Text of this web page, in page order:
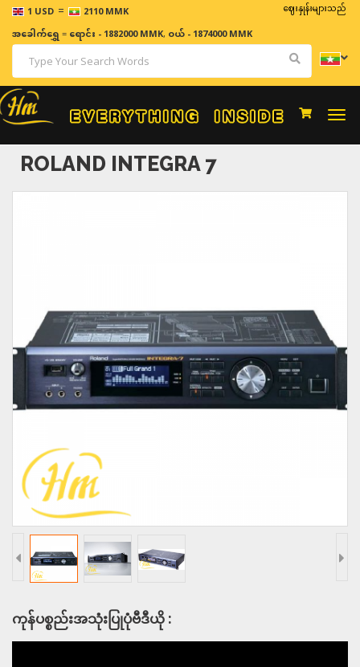
1 USD = 2110 MMK ဈေးနှုန်းများသည် အချိန်
အခေါက်ရွှေ=ရောင်း - 1882000 MMK, ဝယ် - 1874000 MMK
ROLAND INTEGRA 7
ကုန်ပစ္စည်းအသုံးပြုပုံဗီဒီယို :